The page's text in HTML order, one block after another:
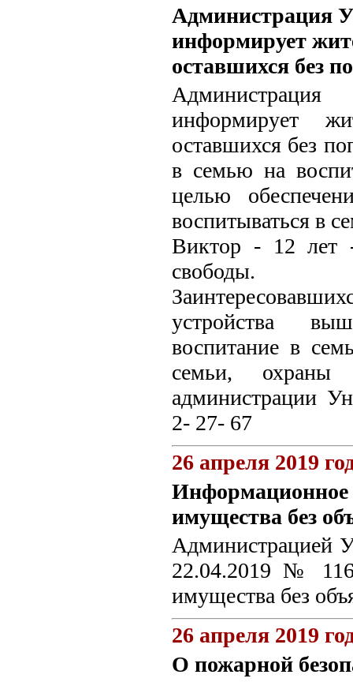
Администрация
информирует
оставшихся без
информирует
оставшихся без
в семью на
целью
воспитываться в
Виктор - 12 лет
свободы.
устройства
воспитание в
семьи, охраны
администрации
2- 27- 67
26 апреля 2019
Информационное
имущества без
Администрацией
22.04.2019 №
имущества без
26 апреля 2019
О пожарной